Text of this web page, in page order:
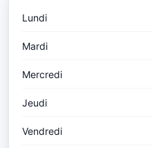
Lundi
Mardi
Mercredi
Jeudi
Vendredi